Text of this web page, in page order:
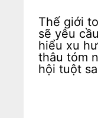
Thế giới
sẽ yêu
hiểu xu
thâu tóm
hội tuột